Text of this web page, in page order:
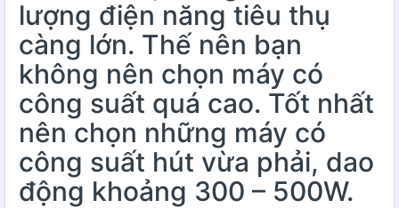
lượng điện năng tiêu thụ
càng lớn. Thế nên bạn
không nên chọn máy có
công suất quá cao. Tốt nhất
nên chọn những máy có
công suất hút vừa phải, dao
động khoảng 300 – 500W.